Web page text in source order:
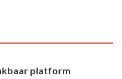
platform